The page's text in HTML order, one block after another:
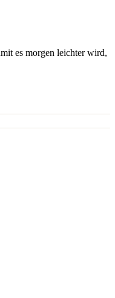
es morgen leichter wird,